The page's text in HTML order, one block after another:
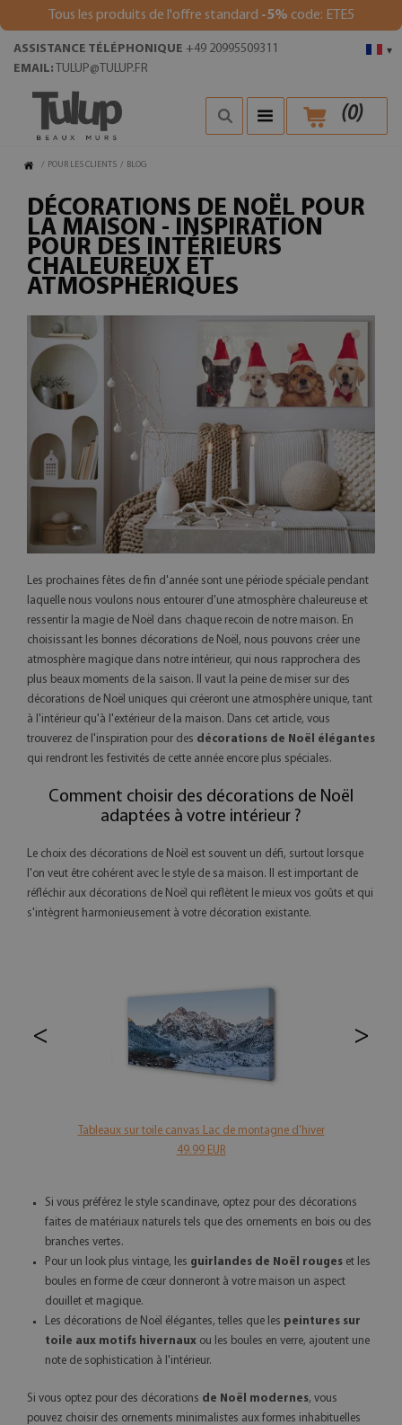
Tous les produits de l'offre standard -5% code: ETE5
▾
ASSISTANCE TÉLÉPHONIQUE +49 20995509311
EMAIL: TULUP@TULUP.FR
(0)
/ POUR LES CLIENTS / BLOG
DÉCORATIONS DE NOËL POUR
LA MAISON - INSPIRATION
POUR DES INTÉRIEURS
CHALEUREUX ET
ATMOSPHÉRIQUES
Les prochaines fêtes de fin d'année sont une période spéciale pendant
laquelle nous voulons nous entourer d'une atmosphère chaleureuse et
ressentir la magie de Noël dans chaque recoin de notre maison. En
choisissant les bonnes décorations de Noël, nous pouvons créer une
atmosphère magique dans notre intérieur, qui nous rapprochera des
plus beaux moments de la saison. Il vaut la peine de miser sur des
décorations de Noël uniques qui créeront une atmosphère unique, tant
à l'intérieur qu'à l'extérieur de la maison. Dans cet article, vous
trouverez de l'inspiration pour des décorations de Noël élégantes
qui rendront les festivités de cette année encore plus spéciales.
Comment choisir des décorations de Noël
adaptées à votre intérieur ?
Le choix des décorations de Noël est souvent un défi, surtout lorsque
l'on veut être cohérent avec le style de sa maison. Il est important de
réfléchir aux décorations de Noël qui reflètent le mieux vos goûts et qui
s'intègrent harmonieusement à votre décoration existante.
Tableaux sur toile canvas Lac de montagne d'hiver
49.99 EUR
< >
Si vous préférez le style scandinave, optez pour des décorations
faites de matériaux naturels tels que des ornements en bois ou des
branches vertes.
Pour un look plus vintage, les guirlandes de Noël rouges et les
boules en forme de cœur donneront à votre maison un aspect
douillet et magique.
Les décorations de Noël élégantes, telles que les peintures sur
toile aux motifs hivernaux ou les boules en verre, ajoutent une
note de sophistication à l'intérieur.
Si vous optez pour des décorations de Noël modernes, vous
pouvez choisir des ornements minimalistes aux formes inhabituelles